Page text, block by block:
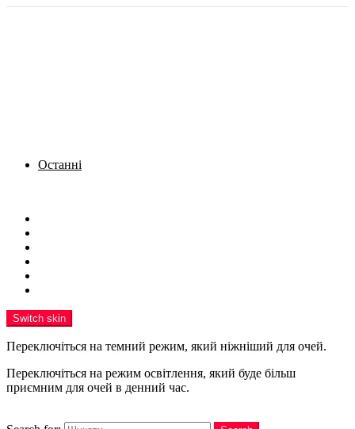
Останні
Switch skin
Переключіться на темний режим, який ніжніший для очей.
Переключіться на режим освітлення, який буде більш
приємним для очей в денний час.